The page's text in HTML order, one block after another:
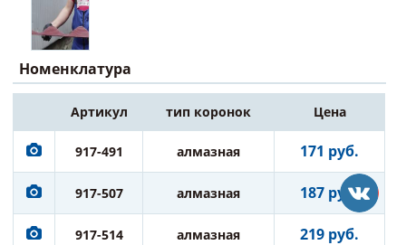
Номенклатура
Артикул тип коронок Цена
917-491 алмазная 171 руб.
917-507 алмазная 187 руб.
917-514 алмазная 219 руб.